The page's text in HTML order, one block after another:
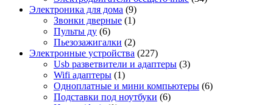
Электроника для дома (9)
Звонки дверные (1)
Пульты ду (6)
Пьезозажигалки (2)
Электронные устройства (227)
Usb разветвители и адаптеры (3)
Wifi адаптеры (1)
Одноплатные и мини компьютеры (6)
Подставки под ноутбуки (6)